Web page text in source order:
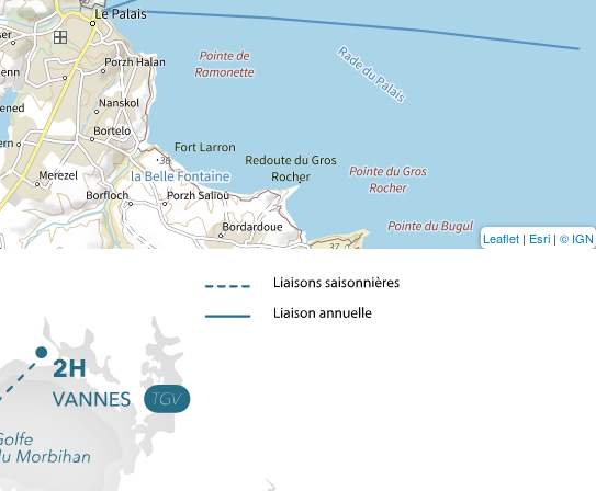
Leaflet | Esri | © IGN